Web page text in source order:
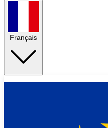
Français